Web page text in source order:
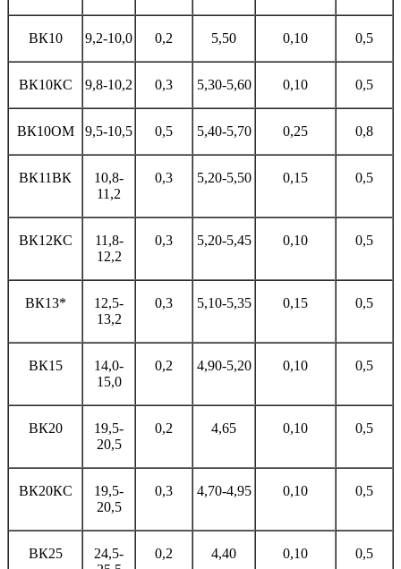
ВК10 9,2-10,0 0,2 5,50 0,10 0,5
ВК10КС 9,8-10,2 0,3 5,30-5,60 0,10 0,5
ВК10ОМ 9,5-10,5 0,5 5,40-5,70 0,25 0,8
ВК11ВК
10,8-
11,2
0,3 5,20-5,50 0,15 0,5
ВК12КС
11,8-
12,2
0,3 5,20-5,45 0,10 0,5
ВК13*
12,5-
13,2
0,3 5,10-5,35 0,15 0,5
ВК15
14,0-
15,0
0,2 4,90-5,20 0,10 0,5
ВК20
19,5-
20,5
0,2 4,65 0,10 0,5
ВК20КС
19,5-
20,5
0,3 4,70-4,95 0,10 0,5
ВК25
24,5-
0,2 4,40 0,10 0,5